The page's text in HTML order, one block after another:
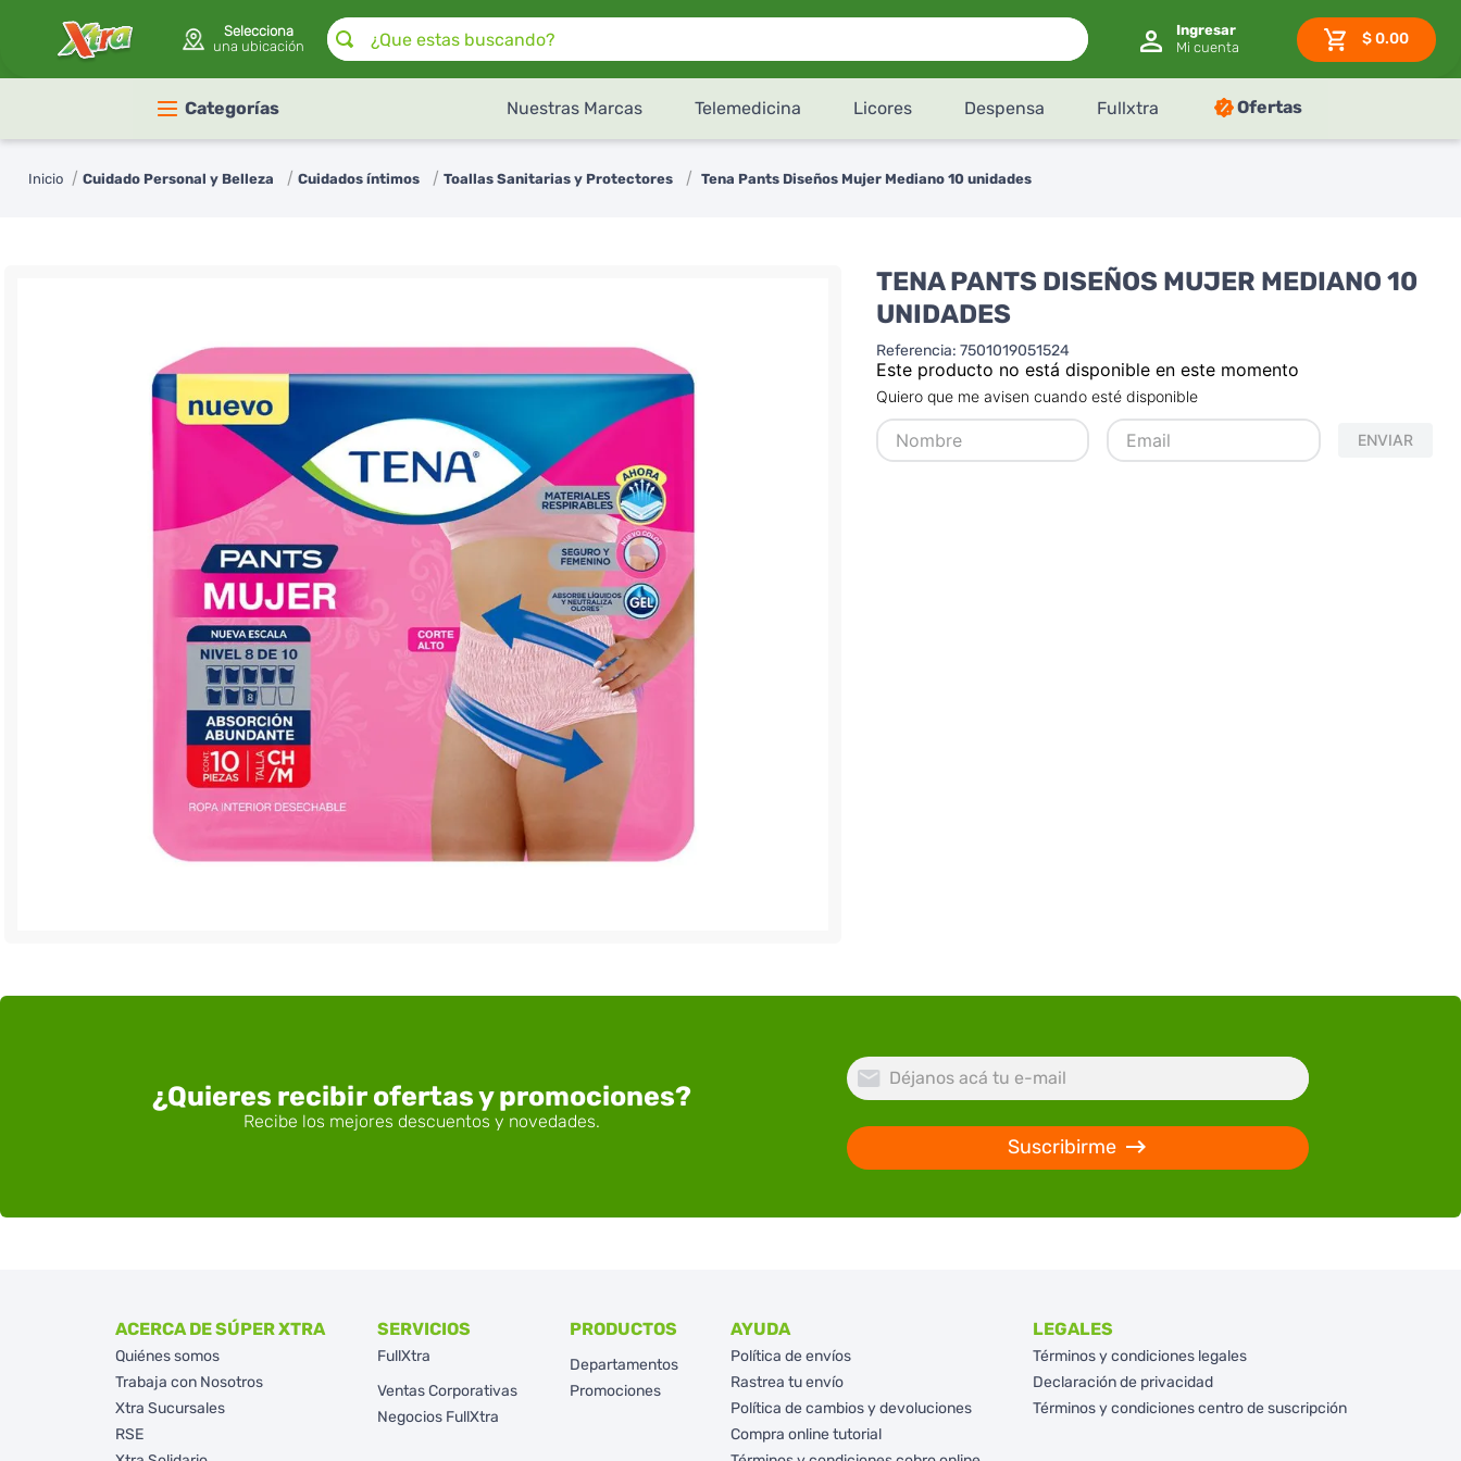
Selecciona
una ubicación
¿Cómo te gustaría recibir
tu pedido de SúperXtra?
¿Que estas buscando?
$0.00
Categorías Nuestras Marcas Telemedicina Licores Despensa Fullxtra Ofertas
Cuidado Personal y Belleza Cuidados íntimos Toallas Sanitarias y Protectores Tena Pants Diseños Mujer Mediano 10 unidades
TENA PANTS DISEÑOS MUJER MEDIANO 10
UNIDADES
Referencia: 7501019051524
Este producto no está disponible en este momento
Quiero que me avisen cuando esté disponible
ENVIAR
¿Quieres recibir ofertas y promociones?
Suscribirme
ACERCA DE SÚPER XTRA
Quiénes somos
Trabaja con Nosotros
Xtra Sucursales
RSE
SERVICIOS
FullXtra
Ventas Corporativas
Negocios FullXtra
PRODUCTOS
Departamentos
Promociones
AYUDA
Política de envíos
Rastrea tu envío
Política de cambios y devoluciones
Compra online tutorial
LEGALES
Términos y condiciones legales
Declaración de privacidad
Términos y condiciones centro de suscripción